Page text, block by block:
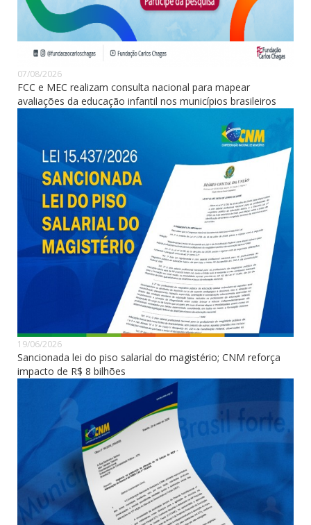
07/08/2026
FCC e MEC realizam consulta nacional para mapear
avaliações da educação infantil nos municípios brasileiros
19/06/2026
Sancionada lei do piso salarial do magistério; CNM reforça
impacto de R$ 8 bilhões